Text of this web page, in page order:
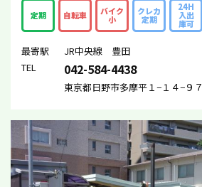
定期 自転車 バイク
小
クレカ
定期
24H
入出
庫可
最寄駅
JR中央線 豊田
TEL
042-584-4438
東京都日野市多摩平１−１４−９７